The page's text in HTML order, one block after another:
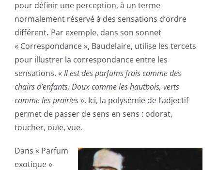
pour définir une perception, à un terme
normalement réservé à des sensations d’ordre
différent. Par exemple, dans son sonnet
« Correspondance », Baudelaire, utilise les tercets
pour illustrer la correspondance entre les
sensations. « Il est des parfums frais comme des
chairs d’enfants, Doux comme les hautbois, verts
comme les prairies». Ici, la polysémie de l’adjectif
permet de passer de sens en sens : odorat,
toucher, ouïe, vue.
Dans « Parfum
exotique »